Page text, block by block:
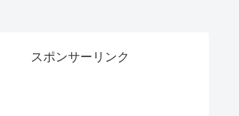
』 トレンディなクリスマスイヴ
スポンサーリンク